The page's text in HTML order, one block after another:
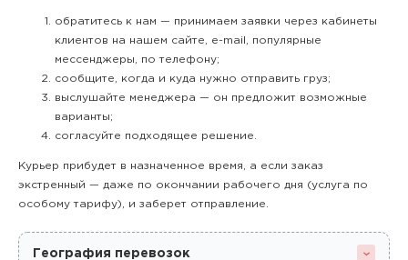
обратитесь к нам — принимаем заявки через кабинеты
клиентов на нашем сайте, e-mail, популярные
мессенджеры, по телефону;
сообщите, когда и куда нужно отправить груз;
выслушайте менеджера — он предложит возможные
варианты;
согласуйте подходящее решение.
Курьер прибудет в назначенное время, а если заказ
экстренный — даже по окончании рабочего дня (услуга по
особому тарифу), и заберет отправление.
География перевозок